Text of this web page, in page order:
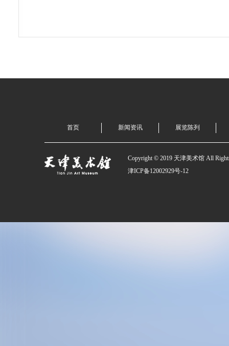
首页 新闻资讯 展览陈列
Copyright © 2019 天津美术馆 All
津ICP备12002929号-12